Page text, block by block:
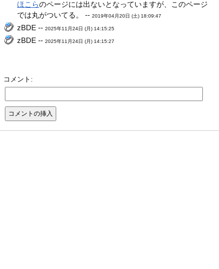
ほこらのページには出ないとなっていますが、このページ
では丸がついてる。 --2019年04月20日 (土) 18:09:47
zBDE --2025年11月24日 (月) 14:15:25
zBDE --2025年11月24日 (月) 14:15:27
コメント: